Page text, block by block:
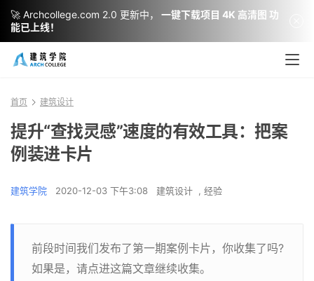
首页 建筑设计
提升“查找灵感”速度的有效工具：把案
例装进卡片
建筑学院 2020-12-03 下午3:08 建筑设计 , 经验
前段时间我们发布了第一期案例卡片，你收集了吗?
如果是，请点进这篇文章继续收集。
🚀 Archcollege.com 2.0 更新中，
一键下载项目 4K 高清图 功
能已上线！